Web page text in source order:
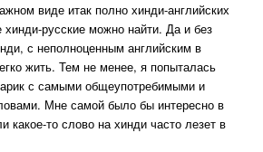
виде итак полно хинди-английских
хинди-русские можно найти. Да и без
с неполноценным английским в
жить. Тем не менее, я попыталась
с самыми общеупотребимыми и
Мне самой было бы интересно в
какое-то слово на хинди часто лезет в